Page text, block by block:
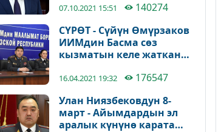
07.10.2021 15:51
140274
СҮРӨТ - Сүйүн Өмүрзаков
ИИМдин Басма сөз
кызматын келе жаткан
менен куттуктады
16.04.2021 19:32
176547
Улан Ниязбековдун 8-
март - Айымдардын эл
аралык күнүнө карата